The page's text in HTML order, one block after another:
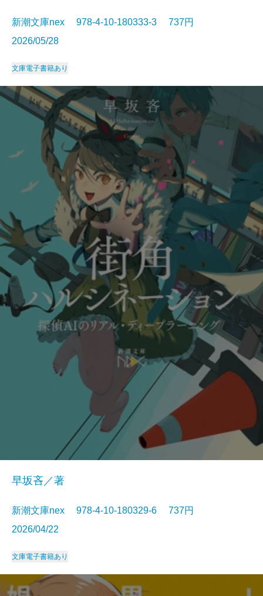
新潮文庫nex 978-4-10-180333-3 737円
2026/05/28
文庫電子書籍あり
早坂吝／著
新潮文庫nex 978-4-10-180329-6 737円
2026/04/22
文庫電子書籍あり